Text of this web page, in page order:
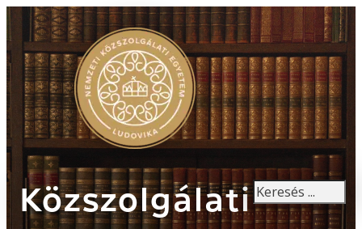
KözszolgálatiKeresés